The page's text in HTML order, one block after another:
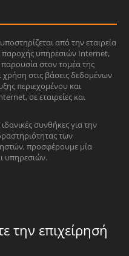
από την εταιρεία
υπηρεσιών Internet,
στον τομέα της
στις βάσεις δεδομένων
περιεχομένου και
σε εταιρείες και
συνθήκες για την
των
προσφέρουμε μία
υπηρεσιών.
την επιχείρησή